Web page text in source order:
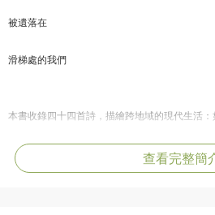
被遺落在
滑梯處的我們
本書收錄四十四首詩，描繪跨地域的現代生活
仿、徙變、共生⋯⋯透澈生死老病的眼睛，所見
查看完整簡